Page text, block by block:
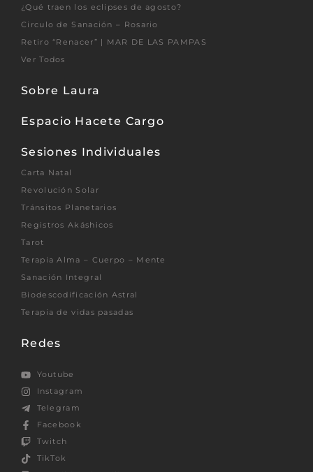
¿Qué traen los eclipses de agosto?
Circulo de Sanación – Rosario
Retiro “Renacer” | MAR DE LAS PAMPAS
Ver Todos
Sobre Laura
Espacio Hacete Cargo
Sesiones Individuales
Carta Natal
Revolución Solar
Tránsitos Planetarios
Registros Akáshicos
Tarot
Terapia Alma – Cuerpo – Mente
Sanación Integral
Biodescodificación Astral
Terapia de vidas pasadas
Redes
Youtube
Instagram
Telegram
Facebook
Twitch
TikTok